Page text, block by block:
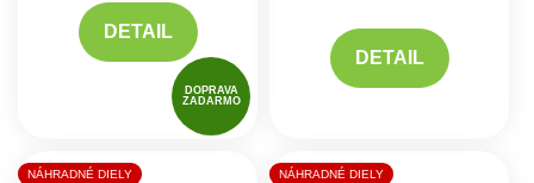
DOPRAVA
ZADARMO
DETAIL
DETAIL
NÁHRADNÉ DIELY NÁHRADNÉ DIELY